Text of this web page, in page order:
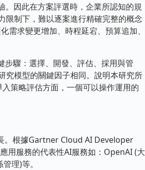
因此在方案評選時，企業所認知的規
限制下，難以逐案進行精確完整的概念
求變更增加、時程延宕、預算追加、
驟：選擇、開發、評估、採用與管
究模型的關鍵因子相同。說明本研究所
策略評估方面，一個可以操作運用的
。根據Gartner Cloud AI Developer
用服務的代表性AI服務如：OpenAI (大
理)等。